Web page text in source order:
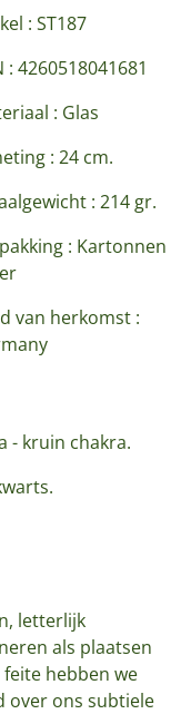
: ST187
: 4260518041681
: Glas
: 24 cm.
: 214 gr.
: Kartonnen
van herkomst :
- kruin chakra.
letterlijk
als plaatsen
hebben we
over ons subtiele